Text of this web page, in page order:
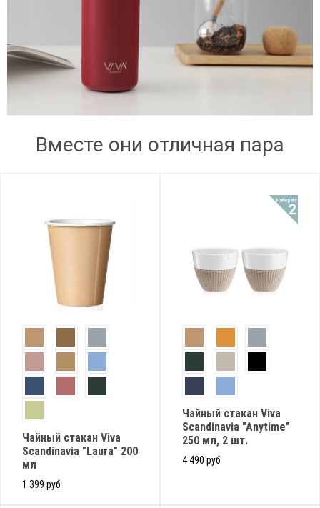
Вместе они отличная пара
Чайный стакан Viva
Scandinavia "Laura" 200
мл
1 399 руб
Чайный стакан Viva
Scandinavia "Anytime"
250 мл, 2 шт.
4 490 руб